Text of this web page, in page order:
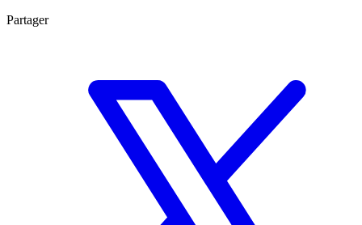
Partager